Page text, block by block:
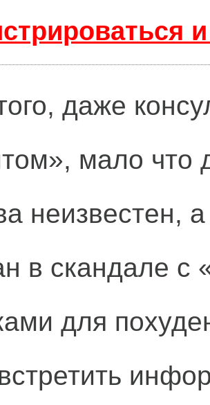
даже
мало что
неизвестен,
в скандале
для